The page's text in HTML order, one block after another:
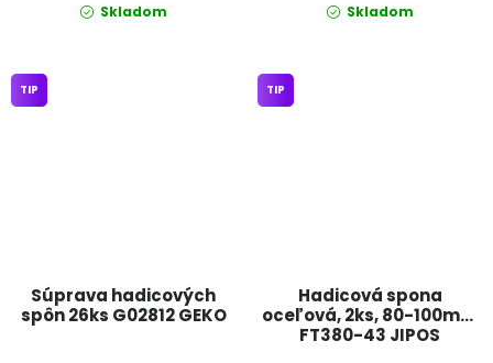
Skladom Skladom
Súprava hadicových
spôn 26ks G02812 GEKO
TIP
Hadicová spona
oceľová, 2ks, 80-100mm
FT380-43 JIPOS
TIP